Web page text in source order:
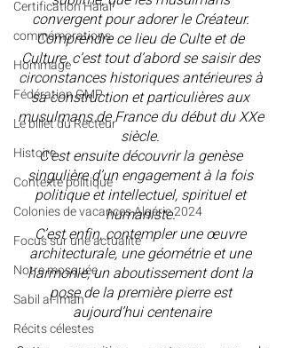
Certification Halal
commémorations
Hommage
Fédération GMP
Le billet du Recteur
Histoire
Contexte politique
Colonies de vacances Algérie 2024
​​Focus sur une actualité
Notre mosquée
Sabil al-Iman
Récits célestes
convergent pour adorer le Créateur.
Comprendre ce lieu de Culte et de
Culture, c’est tout d’abord se saisir des
circonstances historiques antérieures à
sa construction et particulières aux
musulmans de France du début du XXe
siècle.
C’est ensuite découvrir la genèse
singulière d’un engagement à la fois
politique et intellectuel, spirituel et
humaniste.
C’est enfin, contempler une œuvre
architecturale, une géométrie et une
harmonie, un aboutissement dont la
pose de la première pierre est
aujourd’hui centenaire